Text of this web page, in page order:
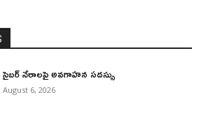
సైబర్ నేరాలపై అవగాహన సదస్సు
August 6, 2026